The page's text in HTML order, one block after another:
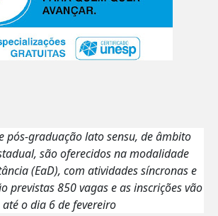
pós-graduação lato sensu, de âmbito
são oferecidos na modalidade
(EaD), com atividades síncronas e
previstas 850 vagas e as inscrições vão
até o dia 6 de fevereiro